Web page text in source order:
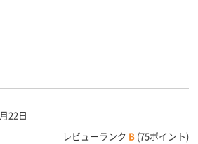
20
22日
レビューランク B (75ポイント)